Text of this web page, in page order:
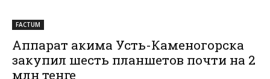
FACTUM
Аппарат акима Усть-Каменогорска
закупил шесть планшетов почти на 2
млн тенге